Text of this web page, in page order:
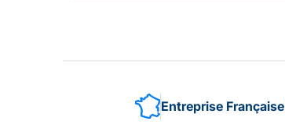
Entreprise Française